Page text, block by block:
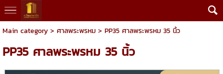
Main category> ศาลพระพรหม> PP35 ศาลพระพรหม 35 นิ้ว
PP35 ศาลพระพรหม 35 นิ้ว